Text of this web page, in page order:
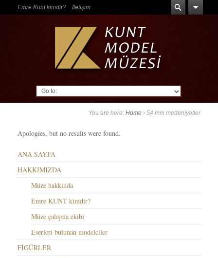
Emre Kunt kimdir? İletişim
You are here:Home ›54 mm medeniyetler
Apologies, but no results were found.
ANA SAYFA
HAKKIMIZDA
Müze hakkında
Emre KUNT kimdir?
Müze çalışma ekibi
Eserleri bulunan modelciler
FİGÜRLER